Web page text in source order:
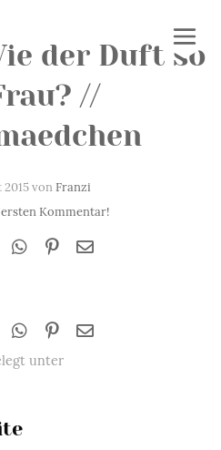
der Duft so
//
2015 vonFranzi
Kommentar!
unter